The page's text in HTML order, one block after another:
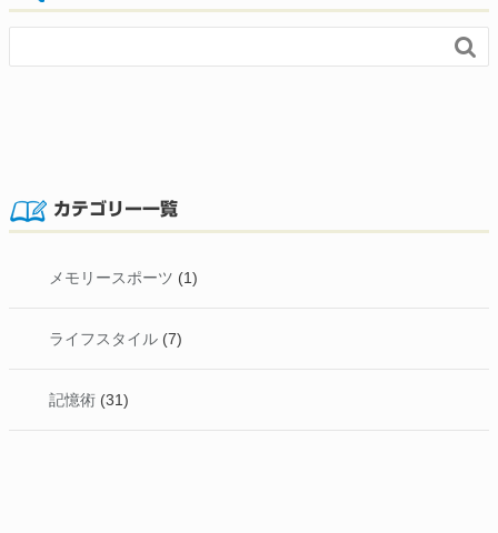

カテゴリー一覧
メモリースポーツ (1)
ライフスタイル (7)
記憶術 (31)